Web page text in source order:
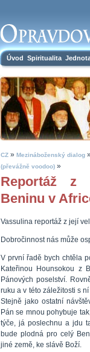
Úvod Spiritualita
CZ » Mezináboženský dialog
(převážně voodoo) »
Reportáž z
Beninu v
Vassulina reportáž z její
Dobročinnost nás může
V první řadě bych chtěla
Kateřinou Hounsokou z
Pánových poselství.
ruku a v této záležitosti s
Stejně jako ostatní
Pán se mnou pohybuje
týče, já poslechnu a jdu
bude plodná pro celý
jiné země, ke slávě Boží.